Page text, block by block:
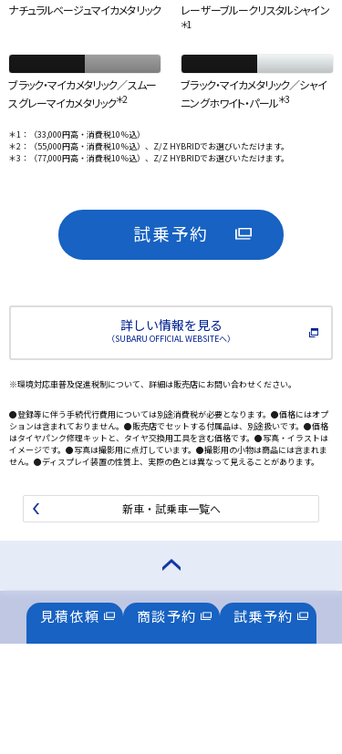
ナチュラルベージュマイカメタリック レーザーブルークリスタルシャイン
＊1
ブラック・マイカメタリック／スムー
スグレーマイカメタリック＊2
ブラック・マイカメタリック／シャイ
ニングホワイト・パール＊3
＊1：（33,000円高・消費税10％込）
＊2：（55,000円高・消費税10％込）、Z/Z HYBRIDでお選びいただけます。
＊3：（77,000円高・消費税10％込）、Z/Z HYBRIDでお選びいただけます。
試乗予約
詳しい情報を見る
（SUBARU OFFICIAL WEBSITEへ）
※環境対応車普及促進税制について、詳細は販売店にお問い合わせください。
●登録等に伴う手続代行費用については別途消費税が必要となります。●価格にはオプ
ションは含まれておりません。●販売店でセットする付属品は、別途扱いです。●価格
はタイヤパンク修理キットと、タイヤ交換用工具を含む価格です。●写真・イラストは
イメージです。●写真は撮影用に点灯しています。●撮影用の小物は商品には含まれま
せん。●ディスプレイ装置の性質上、実際の色とは異なって見えることがあります。
新車・試乗車一覧へ
見積依頼 商談予約 試乗予約
東京スバルの情報は公式SNSでも配信中